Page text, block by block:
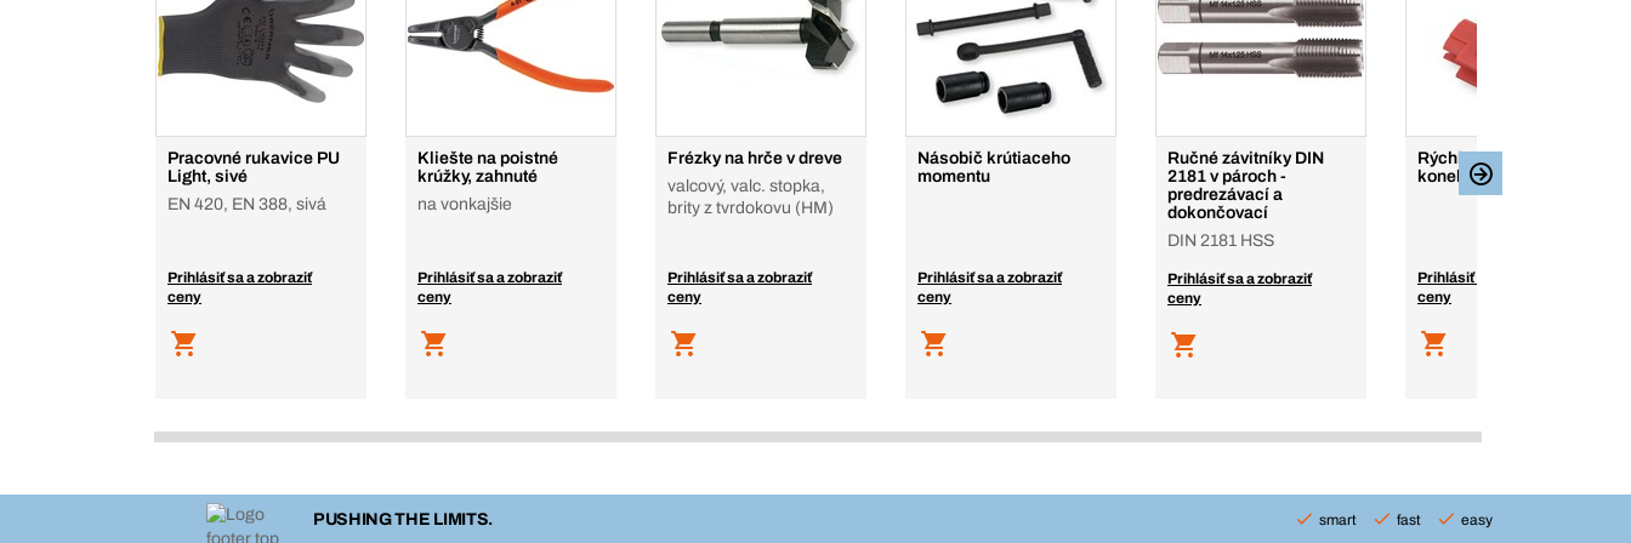
Pracovné rukavice PU
Light, sivé
EN 420, EN 388, sivá
Prihlásiť sa a zobraziť
ceny
Kliešte na poistné
krúžky, zahnuté
na vonkajšie
Prihlásiť sa a zobraziť
ceny
Frézky na hrče v dreve
valcový, valc. stopka,
brity z tvrdokovu (HM)
Prihlásiť sa a zobraziť
ceny
Násobič krútiaceho
momentu
Prihlásiť sa a zobraziť
ceny
Ručné závitníky DIN
2181 v pároch -
predrezávací a
dokončovací
DIN 2181 HSS
Prihlásiť sa a zobraziť
ceny
Rýchlospojovacie
konektory
Prihlásiť sa a zobraziť
ceny
PUSHING THE LIMITS. smart fast easy